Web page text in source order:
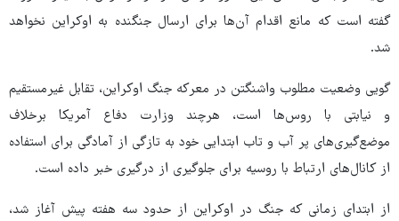
گفته است که مانع اقدام آن‌ها برای ارسال جنگنده به اوکراین نخواهد
شد.
گویی وضعیت مطلوب واشنگتن در معرکه جنگ اوکراین، تقابل غیرمستقیم
و نیابتی با روس‌ها است، هرچند وزارت دفاع آمریکا برخلاف
موضع‌گیری‌های پر آب و تاب ابتدایی خود به تازگی از آمادگی برای استفاده
از کانال‌های ارتباط با روسیه برای جلوگیری از درگیری خبر داده است.
از ابتدای زمانی که جنگ در اوکراین از حدود سه هفته پیش آغاز شد،